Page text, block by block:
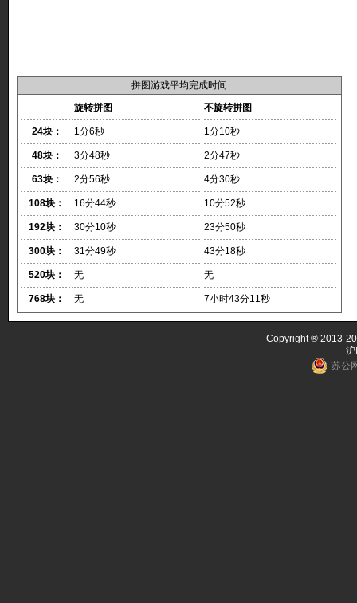
拼图游戏平均完成时间
旋转拼图
不旋转拼图
24块： 1分6秒 1分10秒
48块： 3分48秒 2分47秒
63块： 2分56秒 4分30秒
108块： 16分44秒 10分52秒
192块： 30分10秒 23分50秒
300块： 31分49秒 43分18秒
520块： 无 无
768块： 无 7小时43分11秒
Copyright ® 2013-
苏公